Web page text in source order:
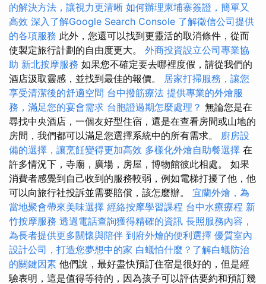
的解決方法，讓視力更清晰 如何辦理柬埔寨簽證，簡單又
高效 深入了解Google Search Console 了解徵信公司提供
的各項服務 此外，您還可以找到更靈活的取消條件，從而
使製定旅行計劃的自由度更大。 外商投資設立公司專業協
助 新北按摩服務 如果您不確定要去哪裡度假，請從我們的
酒店汲取靈感，並找到最佳的報價。 居家打掃服務，讓您
享受清潔後的舒適空間 台中撥筋療法 提供專業的外燴服
務，滿足您的宴會需求 台胞證過期怎麼處理？ 無論您是在
尋找中央酒店，一個友好型住宿，還是在查看房間或山地的
房間，我們都可以滿足您選擇系統中的所有需求。 廚房設
備的選擇，讓烹飪變得更加高效 多樣化外燴自助餐選擇 在
許多情況下，寺廟，廣場，房屋，博物館彼此相處。 如果
消費者感覺到自己收到的服務較弱，例如電梯打擾了他，他
可以向旅行社投訴並需要賠償，該怎麼辦。 宜蘭外燴，為
當地聚會帶來美味選擇 經絡按摩學習課程 台中水療療程 新
竹按摩服務 透過電話查詢獲得精確的資訊 長照服務內容，
為長者提供更多關懷與陪伴 到府外燴的便利選擇 優質室內
設計公司，打造您夢想中的家 白蟻怕什麼？了解白蟻防治
的關鍵因素 他們說，最好盡快預訂住宿是很好的，但是經
驗表明，這是值得等待的，因為孩子可以評估要約和預訂幾